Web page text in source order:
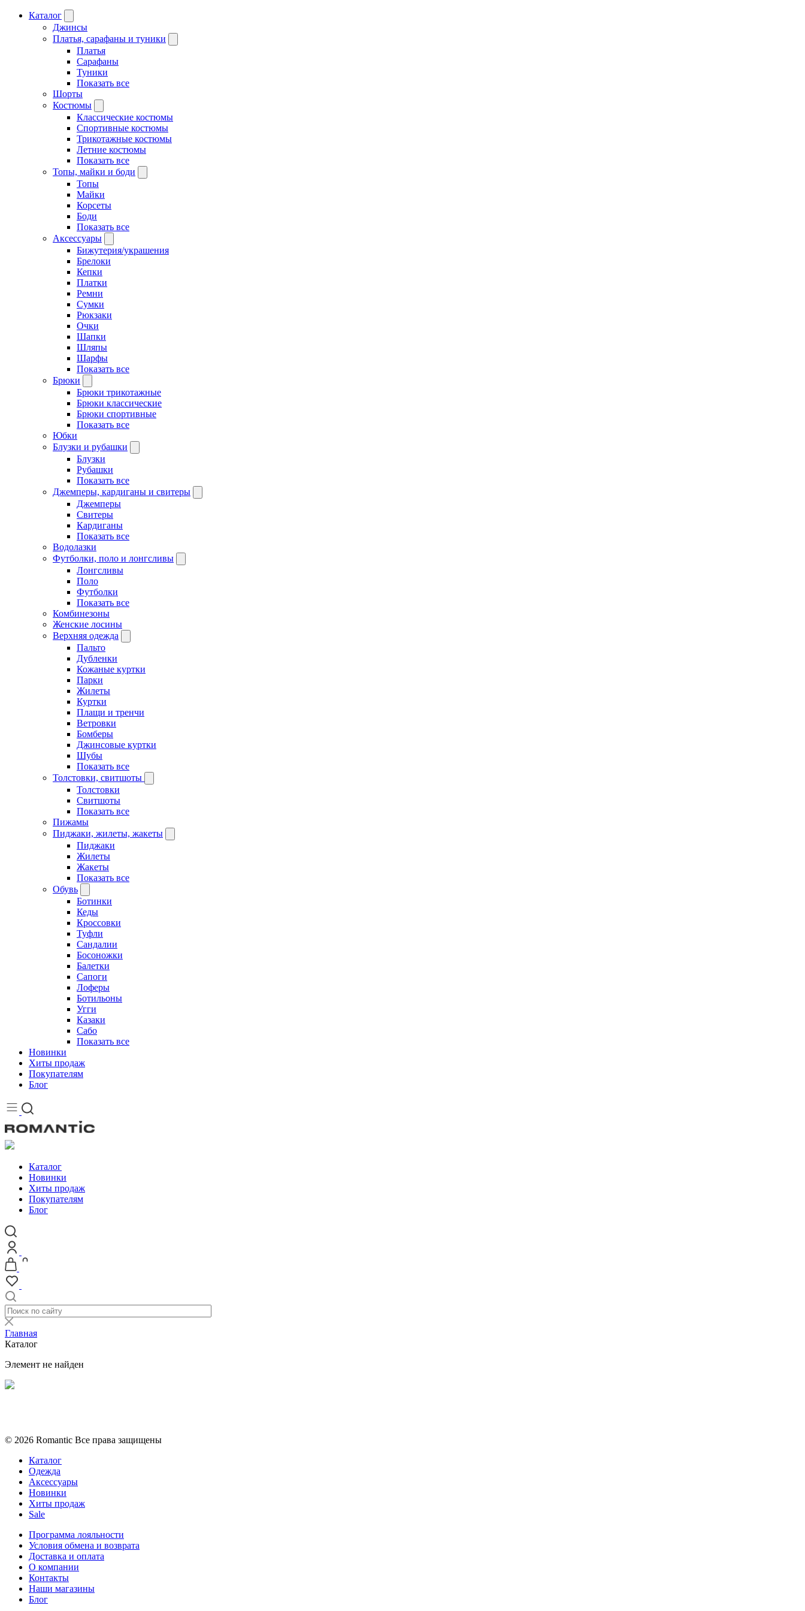
Каталог
Джинсы
Платья, сарафаны и туники
Платья
Сарафаны
Туники
Показать все
Шорты
Костюмы
Классические костюмы
Спортивные костюмы
Трикотажные костюмы
Летние костюмы
Показать все
Топы, майки и боди
Топы
Майки
Корсеты
Боди
Показать все
Аксессуары
Бижутерия/украшения
Брелоки
Кепки
Платки
Ремни
Сумки
Рюкзаки
Очки
Шапки
Шляпы
Шарфы
Показать все
Брюки
Брюки трикотажные
Брюки классические
Брюки спортивные
Показать все
Юбки
Блузки и рубашки
Блузки
Рубашки
Показать все
Джемперы, кардиганы и свитеры
Джемперы
Свитеры
Кардиганы
Показать все
Водолазки
Футболки, поло и лонгсливы
Лонгсливы
Поло
Футболки
Показать все
Комбинезоны
Женские лосины
Верхняя одежда
Пальто
Дубленки
Кожаные куртки
Парки
Жилеты
Куртки
Плащи и тренчи
Ветровки
Бомберы
Джинсовые куртки
Шубы
Показать все
Толстовки, свитшоты
Толстовки
Свитшоты
Показать все
Пижамы
Пиджаки, жилеты, жакеты
Пиджаки
Жилеты
Жакеты
Показать все
Обувь
Ботинки
Кеды
Кроссовки
Туфли
Сандалии
Босоножки
Балетки
Сапоги
Лоферы
Ботильоны
Угги
Казаки
Сабо
Показать все
Новинки
Хиты продаж
Покупателям
Блог
Каталог
Новинки
Хиты продаж
Покупателям
Блог
Главная
Каталог
Элемент не найден
© 2026 Romantic Все права защищены
Каталог
Одежда
Аксессуары
Новинки
Хиты продаж
Sale
Программа лояльности
Условия обмена и возврата
Доставка и оплата
О компании
Контакты
Наши магазины
Блог